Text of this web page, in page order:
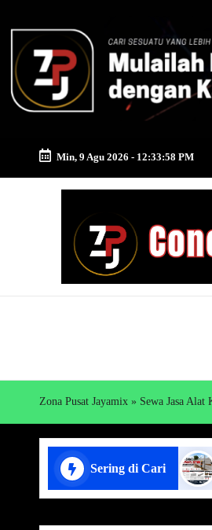
content
Min, 9 Agu 2026 - 12:33:59 PM
Zona Pusat Jayamix » Sewa Jasa Alat
Sering di Cari
di Lampung Jasa